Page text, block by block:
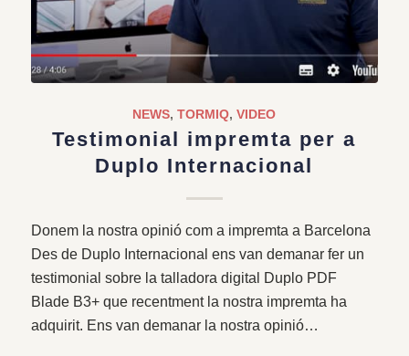
NEWS,TORMIQ,VIDEO
Testimonial impremta per a
Duplo Internacional
Donem la nostra opinió com a impremta a Barcelona
Des de Duplo Internacional ens van demanar fer un
testimonial sobre la talladora digital Duplo PDF
Blade B3+ que recentment la nostra impremta ha
adquirit. Ens van demanar la nostra opinió…